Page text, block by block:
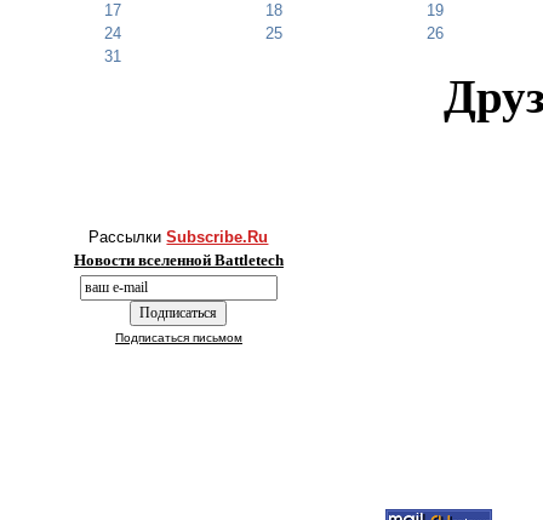
17
18
19
24
25
26
31
РассылкиSubscribe.Ru
Новости вселенной Battletech
Подписаться письмом